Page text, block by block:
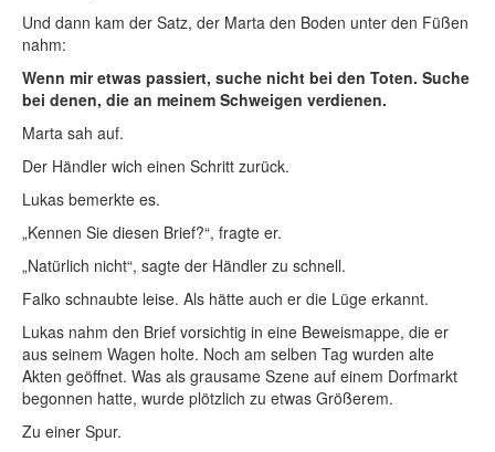
Und dann kam der Satz, der Marta den Boden unter den Füßen
nahm:
Wenn mir etwas passiert, suche nicht bei den Toten. Suche
bei denen, die an meinem Schweigen verdienen.
Marta sah auf.
Der Händler wich einen Schritt zurück.
Lukas bemerkte es.
„Kennen Sie diesen Brief?“, fragte er.
„Natürlich nicht“, sagte der Händler zu schnell.
Falko schnaubte leise. Als hätte auch er die Lüge erkannt.
Lukas nahm den Brief vorsichtig in eine Beweismappe, die er
aus seinem Wagen holte. Noch am selben Tag wurden alte
Akten geöffnet. Was als grausame Szene auf einem Dorfmarkt
begonnen hatte, wurde plötzlich zu etwas Größerem.
Zu einer Spur.